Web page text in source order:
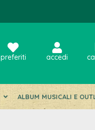
preferiti accedi
ALBUM MUSICALI E